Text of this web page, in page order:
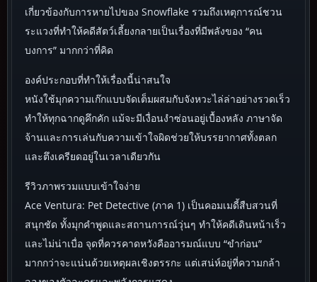
เกี่ยวข้องกับการหายไปของ Snowflake รวมถึงเหตุการณ์ชวน
ระแวงที่ทำให้คดีสัตว์เลี้ยงกลายเป็นเรื่องที่มีพลังของ “คน
บงการ” มากกว่าที่คิด
องค์ประกอบที่ทำให้เรื่องนี้น่าสนใจ
หนังใช้มุกความเก๊กแบบจัดเต็มผสมกับจังหวะไล่ล่าอย่างรวดเร็ว
ทำให้ทุกฉากดูคึกคัก แม้จะมีเงื่อนงำซ่อนอยู่เบื้องหลัง ภาษาจัด
จ้านและการเล่นกับความเข้าใจผิดช่วยให้บรรยากาศทั้งตลก
และตึงเครียดอยู่ในเวลาเดียวกัน
รีวิวภาพรวมแบบเข้าใจง่าย
Ace Ventura: Pet Detective (ภาค 1) เป็นคอมเมดี้สืบสวนที่
สนุกชัด ทั้งมุกคำพูดและสถานการณ์วุ่นๆ ทำให้คดีเดินหน้าเร็ว
และไม่น่าเบื่อ จุดที่ควรคาดหวังคืออารมณ์แบบ “ขำก่อน”
มากกว่าจะแน่นด้วยเหตุผลเชิงตรรกะ แต่เสน่ห์อยู่ที่ความกล้า